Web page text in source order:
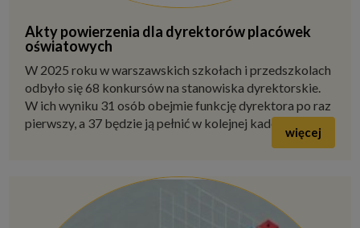
Akty powierzenia dla dyrektorów placówek
oświatowych
W 2025 roku w warszawskich szkołach i przedszkolach
odbyło się 68 konkursów na stanowiska dyrektorskie.
W ich wyniku 31 osób obejmie funkcję dyrektora po raz
pierwszy, a 37 będzie ją pełnić w kolejnej kadencji.
więcej